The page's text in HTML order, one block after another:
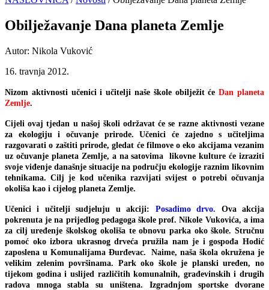
Obilježavanje Dana planeta Zemlje
Autor: Nikola Vuković
16. travnja 2012.
Nizom aktivnosti učenici i učitelji naše škole obilježit ćeDan planeta
Zemlje.
Cijeli ovaj tjedan u našoj školi održavat će se razne aktivnosti vezane
za ekologiju i očuvanje prirode. Učenici će zajedno s učiteljima
razgovarati o zaštiti prirode, gledat će filmove o eko akcijama vezanim
uz očuvanje planeta Zemlje, a na satovima likovne kulture će izraziti
svoje viđenje današnje situacije na području ekologije raznim likovnim
tehnikama. Cilj je kod učenika razvijati svijest o potrebi očuvanja
okoliša kao i cijelog planeta Zemlje.
Učenici i učitelji sudjeluju u akciji: Posadimo drvo. Ova akcija
pokrenuta je na prijedlog pedagoga škole prof. Nikole Vukovića, a ima
za cilj uređenje školskog okoliša te obnovu parka oko škole. Stručnu
pomoć oko izbora ukrasnog drveća pružila nam je i gospođa Hodić
zaposlena u Komunalijama Đurđevac. Naime, naša škola okružena je
velikim zelenim površinama. Park oko škole je planski uređen, no
tijekom godina i uslijed različitih komunalnih, građevinskih i drugih
radova mnoga stabla su uništena. Izgradnjom sportske dvorane